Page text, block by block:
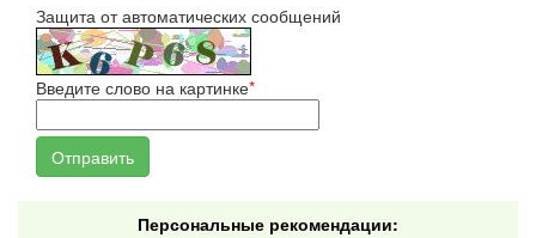
Защита от автоматических сообщений
Введите слово на картинке*
Персональные рекомендации: